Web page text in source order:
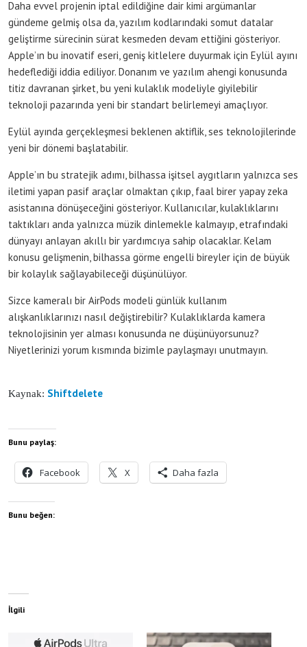
Daha evvel projenin iptal edildiğine dair kimi argümanlar
gündeme gelmiş olsa da, yazılım kodlarındaki somut datalar
geliştirme sürecinin sürat kesmeden devam ettiğini gösteriyor.
Apple’ın bu inovatif eseri, geniş kitlelere duyurmak için Eylül ayını
hedeflediği iddia ediliyor. Donanım ve yazılım ahengi konusunda
titiz davranan şirket, bu yeni kulaklık modeliyle giyilebilir
teknoloji pazarında yeni bir standart belirlemeyi amaçlıyor.
Eylül ayında gerçekleşmesi beklenen aktiflik, ses teknolojilerinde
yeni bir dönemi başlatabilir.
Apple’ın bu stratejik adımı, bilhassa işitsel aygıtların yalnızca ses
iletimi yapan pasif araçlar olmaktan çıkıp, faal birer yapay zeka
asistanına dönüşeceğini gösteriyor. Kullanıcılar, kulaklıklarını
taktıkları anda yalnızca müzik dinlemekle kalmayıp, etrafındaki
dünyayı anlayan akıllı bir yardımcıya sahip olacaklar. Kelam
konusu gelişmenin, bilhassa görme engelli bireyler için de büyük
bir kolaylık sağlayabileceği düşünülüyor.
Sizce kameralı bir AirPods modeli günlük kullanım
alışkanlıklarınızı nasıl değiştirebilir? Kulaklıklarda kamera
teknolojisinin yer alması konusunda ne düşünüyorsunuz?
Niyetlerinizi yorum kısmında bizimle paylaşmayı unutmayın.
Kaynak: Shiftdelete
Bunu paylaş:
Facebook X Daha fazla
Bunu beğen:
İlgili